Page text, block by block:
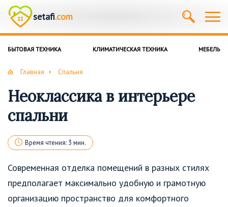
setafi.com
БЫТОВАЯ ТЕХНИКА КЛИМАТИЧЕСКАЯ ТЕХНИКА МЕБЕЛЬ
Главная Спальня
Неоклассика в интерьере
спальни
Время чтения: 3 мин.
Современная отделка помещений в разных стилях
предполагает максимально удобную и грамотную
организацию пространство для комфортного